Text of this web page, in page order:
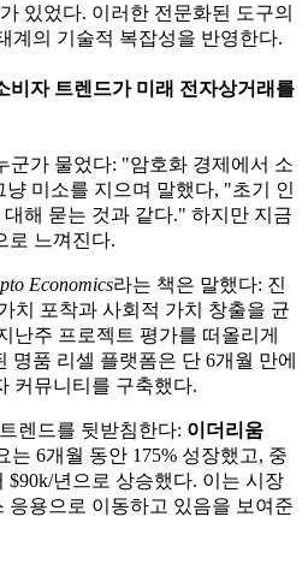
있었다. 이러한 전문화된 도구의
계의 기술적 복잡성을 반영한다.
비자 트렌드가 미래 전자상거래를
군가 물었다: "암호화 경제에서 소
미소를 지으며 말했다, "초기 인
해 묻는 것과 같다." 하지만 지금
로 느껴진다.
Economics라는 책은 말했다: 진
치 포착과 사회적 가치 창출을 균
난주 프로젝트 평가를 떠올리게
명품 리셀 플랫폼은 단 6개월 만에
커뮤니티를 구축했다.
렌드를 뒷받침한다: 이더리움
는 6개월 동안 175% 성장했고, 중
$90k/년으로 상승했다. 이는 시장
응용으로 이동하고 있음을 보여준